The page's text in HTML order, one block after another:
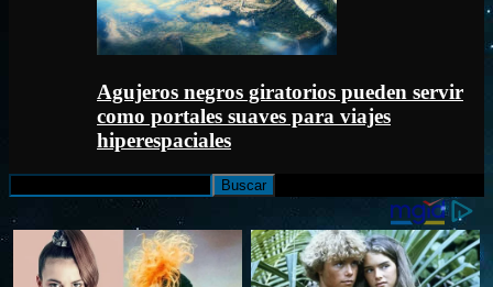
Agujeros negros giratorios pueden servir
como portales suaves para viajes
hiperespaciales